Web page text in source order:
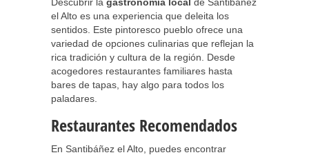
el Alto es una experiencia que deleita los
sentidos. Este pintoresco pueblo ofrece una
variedad de opciones culinarias que reflejan la
rica tradición y cultura de la región. Desde
acogedores restaurantes familiares hasta
bares de tapas, hay algo para todos los
paladares.
Restaurantes Recomendados
En Santibáñez el Alto, puedes encontrar